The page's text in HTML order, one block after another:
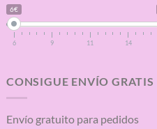
6€
6 9 11 14
CONSIGUE ENVÍO GRATIS
Envío gratuito para pedidos